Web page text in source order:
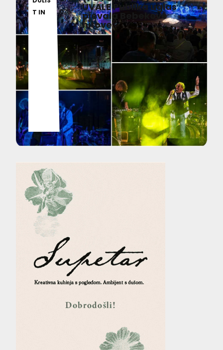
T IN
026
UVALE Publika uglas
pjevala Bebekove
hitove